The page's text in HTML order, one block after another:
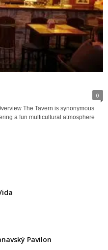
0
The Tavern is synonymous
a fun multicultural atmosphere
Pavilon